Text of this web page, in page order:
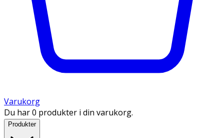
Varukorg
Du har 0 produkter i din varukorg.
Produkter